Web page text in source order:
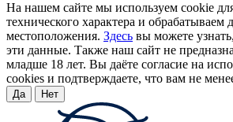
На нашем сайте мы используем cookie
технического характера и обрабатываем
местоположения. Здесь вы можете
эти данные. Также наш сайт не
младше 18 лет. Вы даёте согласие на
cookies и подтверждаете, что вам не
Да Нет